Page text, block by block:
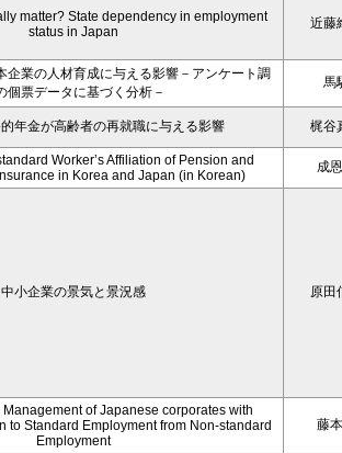
matter? State dependency in employment
status in Japan
近藤
企業の人材育成に与える影響－アンケート調
個票データに基づく分析－
馬
年金が高齢者の再就職に与える影響 梶谷
Worker’s Affiliation of Pension and
in Korea and Japan (in Korean)
成
中小企業の景気と景況感 原田
of Japanese corporates with
to Standard Employment from Non-standard
Employment
藤